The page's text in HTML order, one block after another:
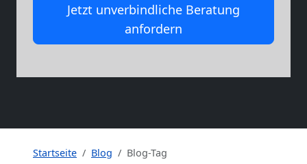
Jetzt unverbindliche Beratung
anfordern
Startseite Blog Blog-Tag